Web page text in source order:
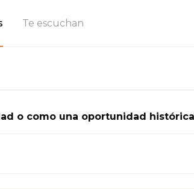
Te escuchan
o como una oportunidad